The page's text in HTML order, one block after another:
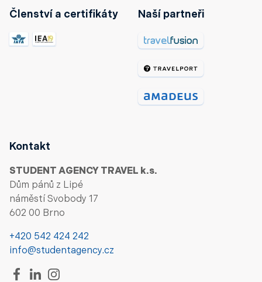
Členství a certifikáty Naší partneři
Kontakt
STUDENT AGENCY TRAVEL k.s.
Dům pánů z Lipé
náměstí Svobody 17
602 00 Brno
+420 542 424 242
info@studentagency.cz